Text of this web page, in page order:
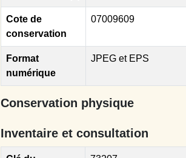
Cote de
conservation
07009609
Format
numérique
JPEG et EPS
Conservation physique
Inventaire et consultation